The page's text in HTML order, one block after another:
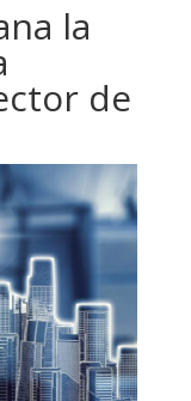
la
de